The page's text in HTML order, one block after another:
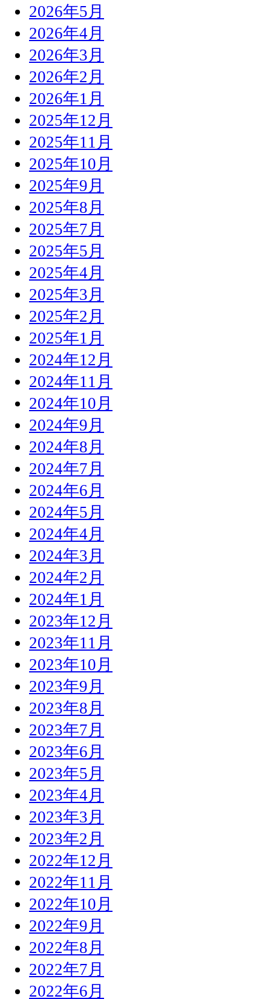
2026年5月
2026年4月
2026年3月
2026年2月
2026年1月
2025年12月
2025年11月
2025年10月
2025年9月
2025年8月
2025年7月
2025年5月
2025年4月
2025年3月
2025年2月
2025年1月
2024年12月
2024年11月
2024年10月
2024年9月
2024年8月
2024年7月
2024年6月
2024年5月
2024年4月
2024年3月
2024年2月
2024年1月
2023年12月
2023年11月
2023年10月
2023年9月
2023年8月
2023年7月
2023年6月
2023年5月
2023年4月
2023年3月
2023年2月
2022年12月
2022年11月
2022年10月
2022年9月
2022年8月
2022年7月
2022年6月